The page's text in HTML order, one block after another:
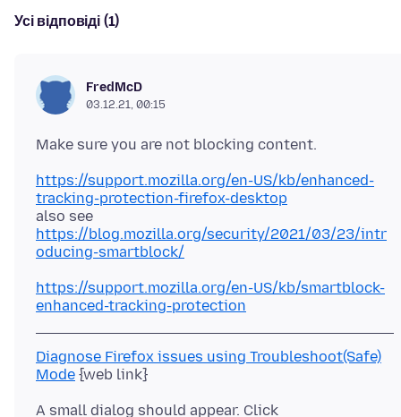
Усі відповіді (1)
FredMcD
03.12.21, 00:15
https://support.mozilla.org/en-US/kb/enhanced-
tracking-protection-firefox-desktop
https://blog.mozilla.org/security/2021/03/23/intr
oducing-smartblock/
https://support.mozilla.org/en-US/kb/smartblock-
enhanced-tracking-protection
Diagnose Firefox issues using Troubleshoot(Safe)
Mode